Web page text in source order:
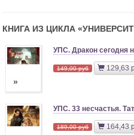
КНИГА ИЗ ЦИКЛА «
»
УПС. Дракон сегодня
149,00 руб 129,63
УПС. 33 несчастья.
189,00 руб 164,43